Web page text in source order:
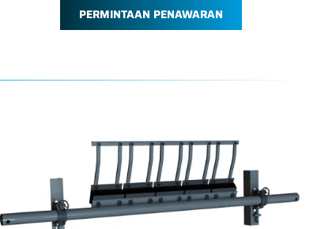
PERMINTAAN PENAWARAN